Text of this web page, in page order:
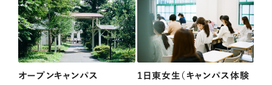
オープンキャンパス
1日東女生（キャンパス体験